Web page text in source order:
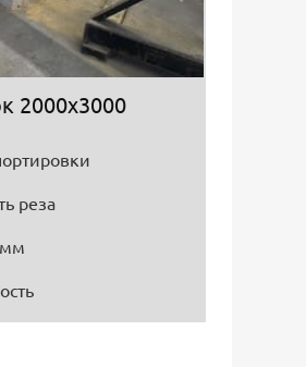
2000х3000
реза